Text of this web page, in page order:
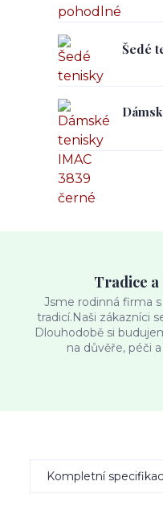
Šedé
Tradice a
Jsme rodinná firma
tradicí.Naši zákazníci
Dlouhodobě si
na důvěře, péči
Kompletní